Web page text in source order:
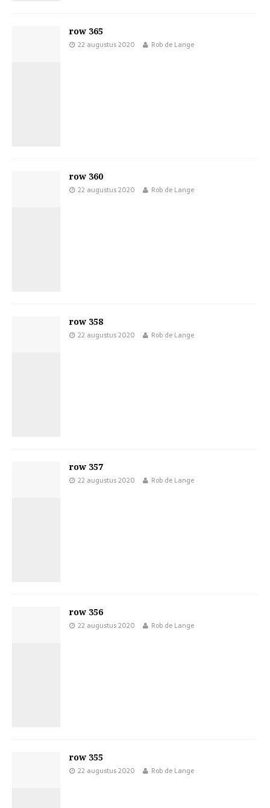
row 365
22 augustus 2020 Rob de Lange
row 360
22 augustus 2020 Rob de Lange
row 358
22 augustus 2020 Rob de Lange
row 357
22 augustus 2020 Rob de Lange
row 356
22 augustus 2020 Rob de Lange
row 355
22 augustus 2020 Rob de Lange